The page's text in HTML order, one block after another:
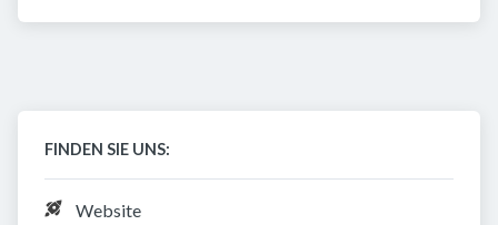
FINDEN SIE UNS:
Website